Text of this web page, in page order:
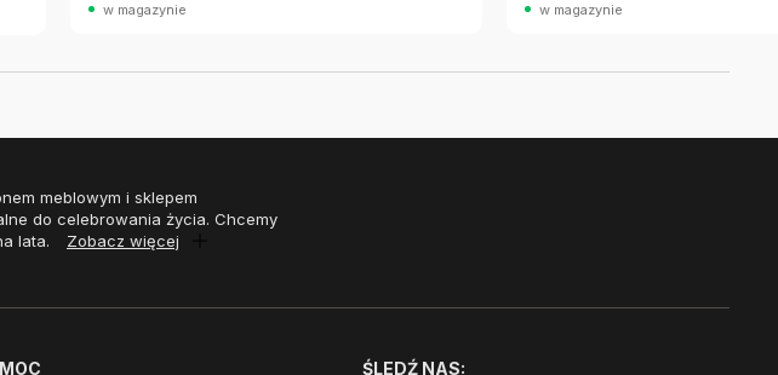
w magazynie w magazynie
meblowym i sklepem
do celebrowania życia. Chcemy
lata.
Zobacz więcej
ŚLEDŹ NAS: